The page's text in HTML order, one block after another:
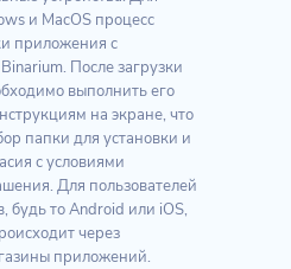
и MacOS процесс
приложения с
После загрузки
выполнить его
на экране, что
папки для установки и
с условиями
Для пользователей
будь то Android или iOS,
через
приложений.